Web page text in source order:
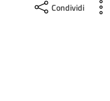
Condividi